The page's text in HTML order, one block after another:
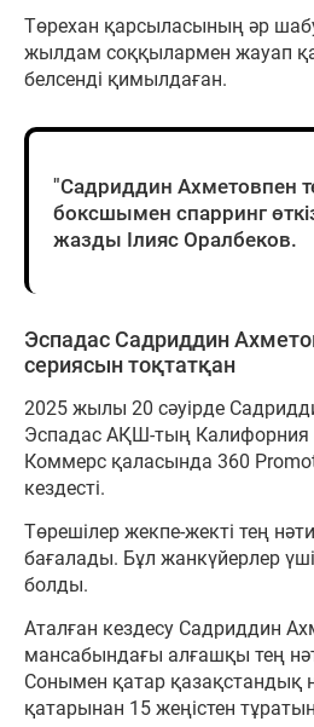
Төрехан қарсыласының әр
жылдам соққылармен жауап
белсенді қимылдаған.
"Садриддин Ахметовпен
боксшымен спарринг
жазды Ілияс Оралбеков.
Эспадас Садриддин
сериясын тоқтатқан
2025 жылы 20 сәуірде
Эспадас АҚШ-тың
Коммерс қаласында 360
кездесті.
Төрешілер жекпе-жекті тең
бағалады. Бұл жанкүйерлер
болды.
Аталған кездесу Садриддин
мансабындағы алғашқы тең
Сонымен қатар қазақстандық
қатарынан 15 жеңістен